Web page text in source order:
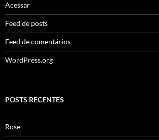
Acessar
Feed de posts
Feed de comentários
WordPress.org
POSTS RECENTES
Rose